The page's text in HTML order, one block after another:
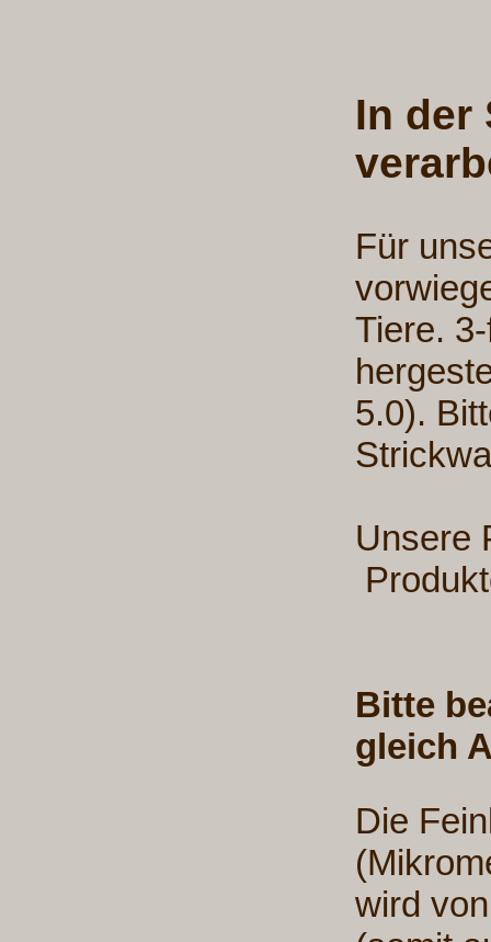
In der
Für
Tiere.
5.0).
Unsere
Bitte
gleich
Die
wird